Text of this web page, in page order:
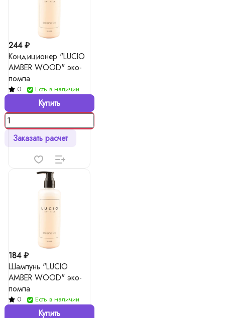
244 ₽
Кондиционер "LUCIO
AMBER WOOD" эко-
помпа
0 Есть в наличии
Купить
Заказать расчет
184 ₽
Шампунь "LUCIO
AMBER WOOD" эко-
помпа
0 Есть в наличии
Купить